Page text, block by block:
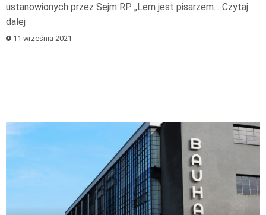
ustanowionych przez Sejm RP. „Lem jest pisarzem… Czytaj
dalej
11 września 2021